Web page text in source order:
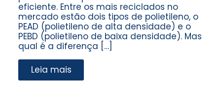
eficiente. Entre os mais reciclados no
mercado estão dois tipos de polietileno, o
PEAD (polietileno de alta densidade) e o
PEBD (polietileno de baixa densidade). Mas
qual é a diferença […]
Leia mais